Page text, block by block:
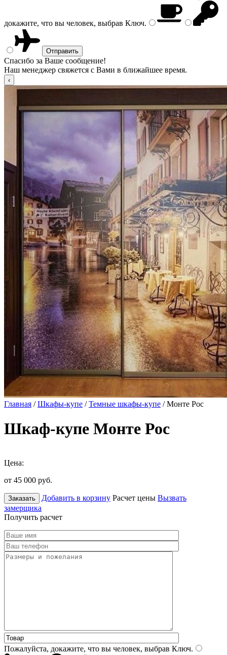
докажите, что вы человек, выбрав Ключ.
Спасибо за Ваше сообщение!
Наш менеджер свяжется с Вами в ближайшее время.
Главная /Шкафы-купе /Темные шкафы-купе / Монте Рос
Шкаф-купе Монте Рос
Цена:
от 45 000 руб.
Заказать Добавить в корзину Расчет цены Вызвать
замерщика
Получить расчет
Пожалуйста, докажите, что вы человек, выбрав Ключ.